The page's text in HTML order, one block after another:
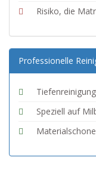
Risiko, die
Professionelle
Speziell auf